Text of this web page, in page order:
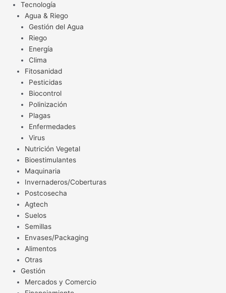
Tecnología
Agua & Riego
Gestión del Agua
Riego
Energía
Clima
Fitosanidad
Pesticidas
Biocontrol
Polinización
Plagas
Enfermedades
Virus
Nutrición Vegetal
Bioestimulantes
Maquinaria
Invernaderos/Coberturas
Postcosecha
Agtech
Suelos
Semillas
Envases/Packaging
Alimentos
Otras
Gestión
Mercados y Comercio